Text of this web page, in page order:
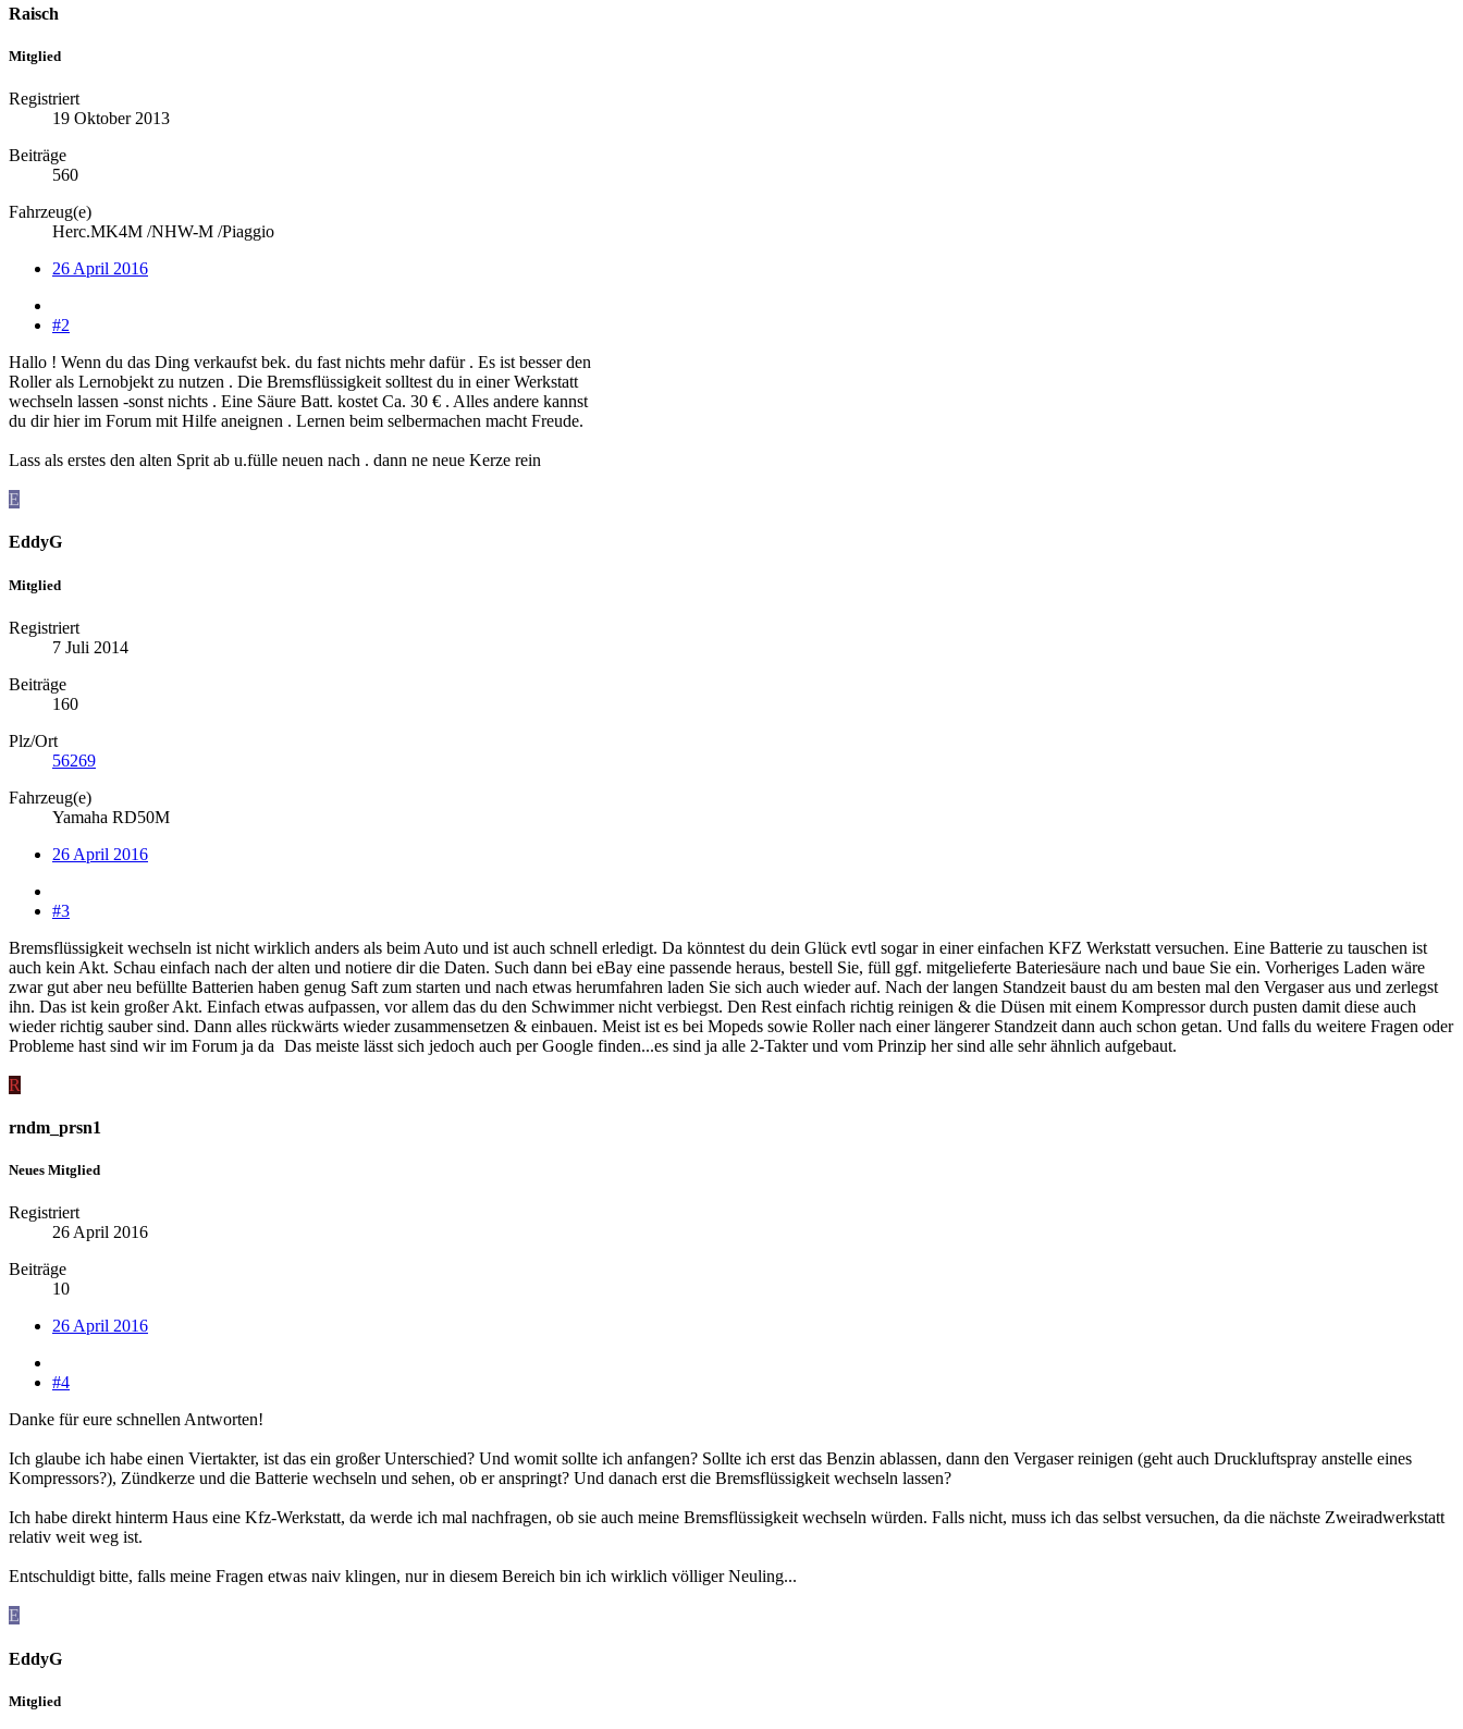
Raisch
Mitglied
Registriert
19 Oktober 2013
Beiträge
560
Fahrzeug(e)
Herc.MK4M /NHW-M /Piaggio
26 April 2016
#2
Hallo ! Wenn du das Ding verkaufst bek. du fast nichts mehr dafür . Es ist besser den
Roller als Lernobjekt zu nutzen . Die Bremsflüssigkeit solltest du in einer Werkstatt
wechseln lassen -sonst nichts . Eine Säure Batt. kostet Ca. 30 € . Alles andere kannst
du dir hier im Forum mit Hilfe aneignen . Lernen beim selbermachen macht Freude.
Lass als erstes den alten Sprit ab u.fülle neuen nach . dann ne neue Kerze rein
E
EddyG
Mitglied
Registriert
7 Juli 2014
Beiträge
160
Plz/Ort
56269
Fahrzeug(e)
Yamaha RD50M
26 April 2016
#3
Bremsflüssigkeit wechseln ist nicht wirklich anders als beim Auto und ist auch schnell erledigt. Da könntest du dein Glück evtl sogar in einer einfachen KFZ Werkstatt versuchen. Eine Batterie zu tauschen ist
auch kein Akt. Schau einfach nach der alten und notiere dir die Daten. Such dann bei eBay eine passende heraus, bestell Sie, füll ggf. mitgelieferte Bateriesäure nach und baue Sie ein. Vorheriges Laden wäre
zwar gut aber neu befüllte Batterien haben genug Saft zum starten und nach etwas herumfahren laden Sie sich auch wieder auf. Nach der langen Standzeit baust du am besten mal den Vergaser aus und zerlegst
ihn. Das ist kein großer Akt. Einfach etwas aufpassen, vor allem das du den Schwimmer nicht verbiegst. Den Rest einfach richtig reinigen & die Düsen mit einem Kompressor durch pusten damit diese auch
wieder richtig sauber sind. Dann alles rückwärts wieder zusammensetzen & einbauen. Meist ist es bei Mopeds sowie Roller nach einer längerer Standzeit dann auch schon getan. Und falls du weitere Fragen oder
Probleme hast sind wir im Forum ja da Das meiste lässt sich jedoch auch per Google finden...es sind ja alle 2-Takter und vom Prinzip her sind alle sehr ähnlich aufgebaut.
R
rndm_prsn1
Neues Mitglied
Registriert
26 April 2016
Beiträge
10
26 April 2016
#4
Danke für eure schnellen Antworten!
Ich glaube ich habe einen Viertakter, ist das ein großer Unterschied? Und womit sollte ich anfangen? Sollte ich erst das Benzin ablassen, dann den Vergaser reinigen (geht auch Druckluftspray anstelle eines
Kompressors?), Zündkerze und die Batterie wechseln und sehen, ob er anspringt? Und danach erst die Bremsflüssigkeit wechseln lassen?
Ich habe direkt hinterm Haus eine Kfz-Werkstatt, da werde ich mal nachfragen, ob sie auch meine Bremsflüssigkeit wechseln würden. Falls nicht, muss ich das selbst versuchen, da die nächste Zweiradwerkstatt
relativ weit weg ist.
Entschuldigt bitte, falls meine Fragen etwas naiv klingen, nur in diesem Bereich bin ich wirklich völliger Neuling...
E
EddyG
Mitglied